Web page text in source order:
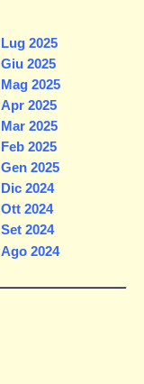
Lug 2025
Giu 2025
Mag 2025
Apr 2025
Mar 2025
Feb 2025
Gen 2025
Dic 2024
Ott 2024
Set 2024
Ago 2024